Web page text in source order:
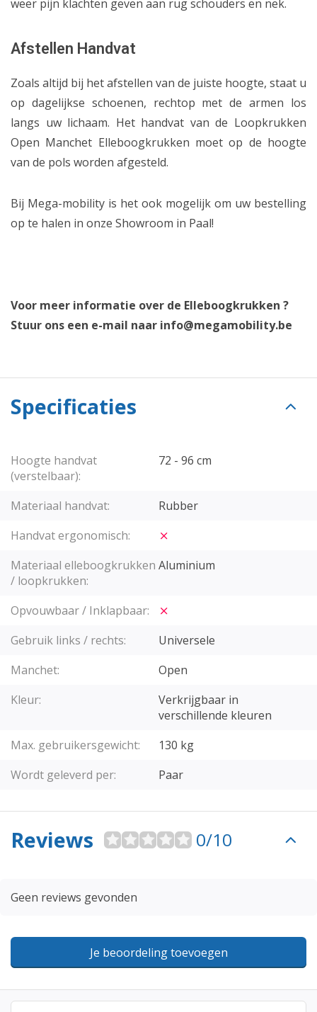
weer pijn klachten geven aan rug schouders en nek.
Afstellen Handvat
Zoals altijd bij het afstellen van de juiste hoogte, staat u
op dagelijkse schoenen, rechtop met de armen los
langs uw lichaam. Het handvat van de Loopkrukken
Open Manchet Elleboogkrukken moet op de hoogte
van de pols worden afgesteld.
Bij Mega-mobility is het ook mogelijk om uw bestelling
op te halen in onze Showroom in Paal!
Voor meer informatie over de Elleboogkrukken ?
Stuur ons een e-mail naar info@megamobility.be
Specificaties
Hoogte handvat
(verstelbaar):
72 - 96 cm
Materiaal handvat:
Rubber
Handvat ergonomisch:
Materiaal elleboogkrukken
/ loopkrukken:
Aluminium
Opvouwbaar / Inklapbaar:
Gebruik links / rechts:
Universele
Manchet:
Open
Kleur:
Verkrijgbaar in
verschillende kleuren
Max. gebruikersgewicht:
130 kg
Wordt geleverd per:
Paar
Reviews 0/10
Geen reviews gevonden
Je beoordeling toevoegen